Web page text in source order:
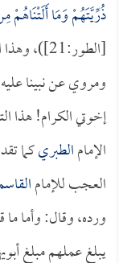
ذُرِّيَّتَهُمْ وَمَا
ومروي عن نبينا
إخوتي الكرام! هذا
الإمامالطبريكما
العجب للإمام
ورده، وقال: وأما ما
يبلغ عملهم مبلغ